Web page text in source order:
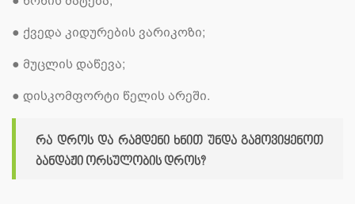
● ქვედა კიდურების ვარიკოზი;
● მუცლის დაწევა;
● დისკომფორტი წელის არეში.
რა დროს და რამდენი ხნით უნდა გამოვიყენოთ
ბანდაჟი ორსულობის დროს?